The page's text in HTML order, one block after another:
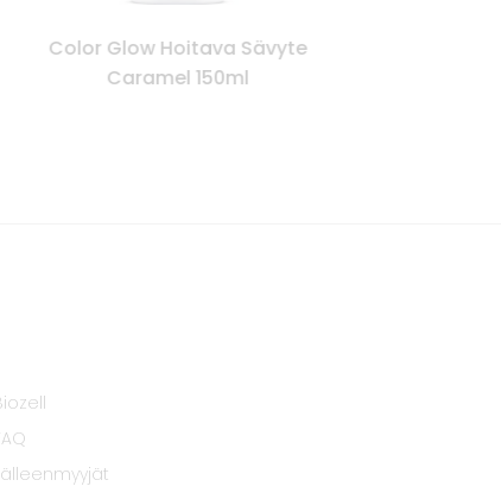
Color Glow Hoitava Sävyte
Caramel 150ml